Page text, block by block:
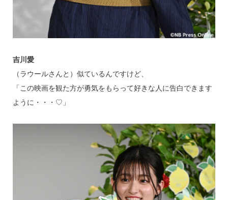
吉川愛
（ラウールさんと）似ているんですけど、
「この映画を観た方が勇気をもらって好きな人に告白できます
ように・・・♡」